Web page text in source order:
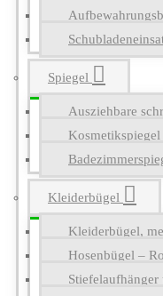
Spiegel
Ausziehbare
Kosmetikspiegel
Kleiderbügel
Kleiderbügel,
Hosenbügel –